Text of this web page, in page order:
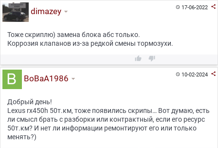
17-06-2022 
dimazey
Тоже скриплю) замена блока абс только.
Коррозия клапанов из-за редкой смены тормозухи.
 
10-02-2024 
BoBaA1986
Добрый день!
Lexus rx450h 50т.км, тоже появились скрипы… Вот думаю, есть
ли смысл брать с разборки или контрактный, если его ресурс
50т.км? И нет ли информации ремонтируют его или только
менять?)